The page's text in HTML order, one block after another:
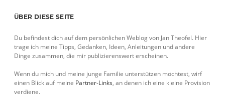
Sidebar
ÜBER DIESE SEITE
Du befindest dich auf dem persönlichen Weblog von Jan Theofel. Hier
trage ich meine Tipps, Gedanken, Ideen, Anleitungen und andere
Dinge zusammen, die mir publizierenswert erscheinen.
Wenn du mich und meine junge Familie unterstützen möchtest, wirf
einen Blick auf meine Partner-Links, an denen ich eine kleine Provision
verdiene.